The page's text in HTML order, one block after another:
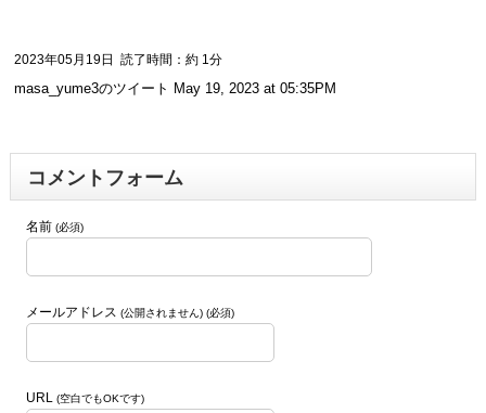
2023年05月19日 読了時間：約 1分
masa_yume3のツイート May 19, 2023 at 05:35PM
コメントフォーム
名前 (必須)
メールアドレス (公開されません) (必須)
URL (空白でもOKです)